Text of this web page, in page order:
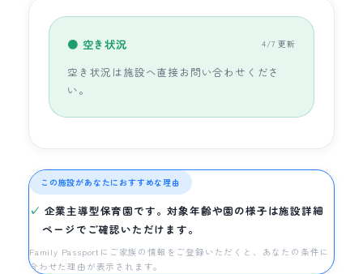
● 空き状況 4/7 更新
空き状況は施設へ直接お問い合わせくださ
い。
この施設があなたにおすすめな理由
企業主導型保育園です。対象年齢や園の様子は施設詳細
ページでご確認いただけます。
Family Passportにご家族の情報をご登録いただくと、あなたの条件に
合わせた理由が表示されます。